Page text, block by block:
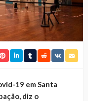
19 em Santa
diz o